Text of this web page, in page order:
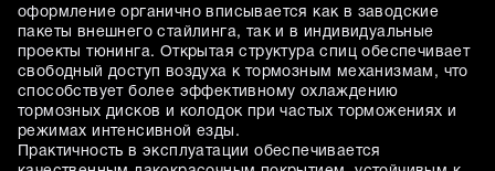
оформление органично вписывается как в заводские
пакеты внешнего стайлинга, так и в индивидуальные
проекты тюнинга. Открытая структура спиц обеспечивает
свободный доступ воздуха к тормозным механизмам, что
способствует более эффективному охлаждению
тормозных дисков и колодок при частых торможениях и
режимах интенсивной езды.
Практичность в эксплуатации обеспечивается